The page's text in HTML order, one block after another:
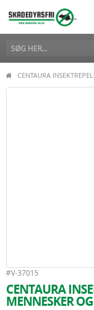
CENTAURA
#V-37015
CENTAURA
MENNESKER